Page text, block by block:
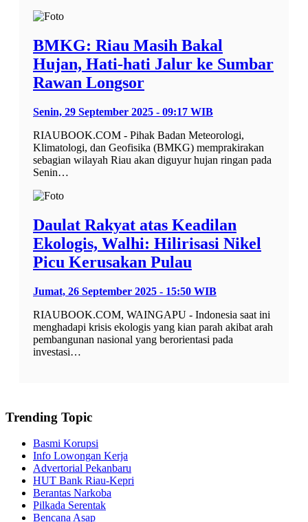
BMKG: Riau Masih Bakal
Hujan, Hati-hati Jalur ke Sumbar
Rawan Longsor
Senin, 29 September 2025 - 09:17 WIB
RIAUBOOK.COM - Pihak Badan Meteorologi,
Klimatologi, dan Geofisika (BMKG) memprakirakan
sebagian wilayah Riau akan diguyur hujan ringan pada
Senin…
Daulat Rakyat atas Keadilan
Ekologis, Walhi: Hilirisasi Nikel
Picu Kerusakan Pulau
Jumat, 26 September 2025 - 15:50 WIB
RIAUBOOK.COM, WAINGAPU - Indonesia saat ini
menghadapi krisis ekologis yang kian parah akibat arah
pembangunan nasional yang berorientasi pada
investasi…
Trending Topic
Basmi Korupsi
Info Lowongan Kerja
Advertorial Pekanbaru
HUT Bank Riau-Kepri
Berantas Narkoba
Pilkada Serentak
Bencana Asap